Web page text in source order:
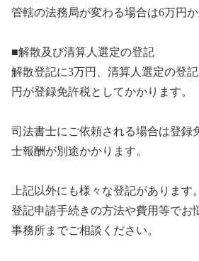
管轄の法務局が変わる場合は6万円か
■解散及び清算人選定の登記
解散登記に3万円、清算人選定の登
円が登録免許税としてかかります。
司法書士にご依頼される場合は登録
士報酬が別途かかります。
上記以外にも様々な登記があります。
登記申請手続きの方法や費用等でお
事務所までご相談ください。